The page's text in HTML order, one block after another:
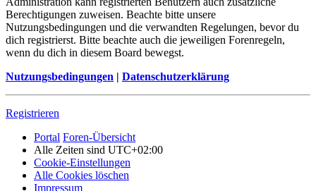
Berechtigungen zuweisen. Beachte bitte unsere
Nutzungsbedingungen und die verwandten Regelungen, bevor du
dich registrierst. Bitte beachte auch die jeweiligen Forenregeln,
wenn du dich in diesem Board bewegst.
Nutzungsbedingungen
Datenschutzerklärung
Registrieren
Portal Foren-Übersicht
Alle Zeiten sind UTC+02:00
Cookie-Einstellungen
Alle Cookies löschen
Impressum